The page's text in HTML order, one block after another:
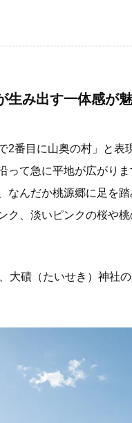
生み出す一体感が
2番目に山奥の村」と表
って急に平地が広がり
んだか桃源郷に足を
ク、淡いピンクの桜や
大磧（たいせき）神社